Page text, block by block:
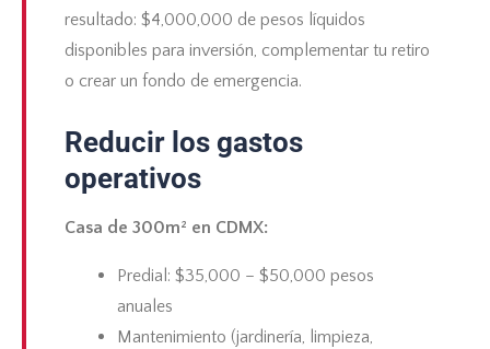
resultado: $4,000,000 de pesos líquidos
disponibles para inversión, complementar tu retiro
o crear un fondo de emergencia.
Reducir los gastos
operativos
Casa de 300m² en CDMX:
Predial: $35,000 – $50,000 pesos
anuales
Mantenimiento (jardinería, limpieza,